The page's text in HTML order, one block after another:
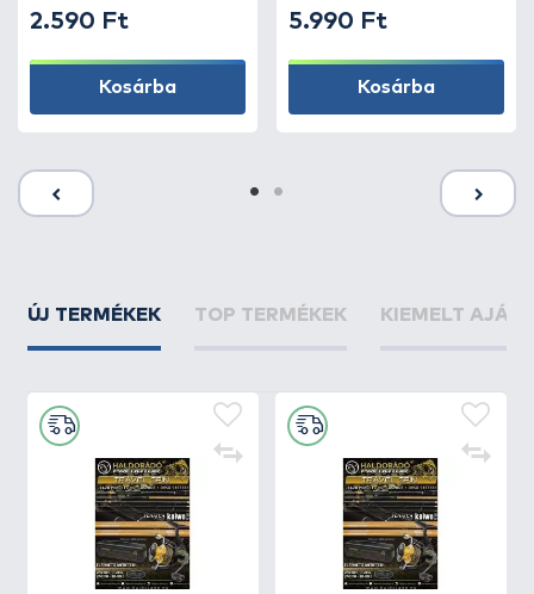
2.590 Ft
Kosárba
5.990 Ft
Kosárba
ÚJ TERMÉKEK TOP TERMÉKEK KIEMELT